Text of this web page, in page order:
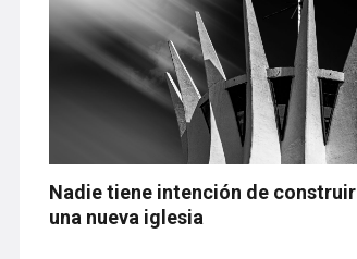
Nadie tiene intención de construir
una nueva iglesia